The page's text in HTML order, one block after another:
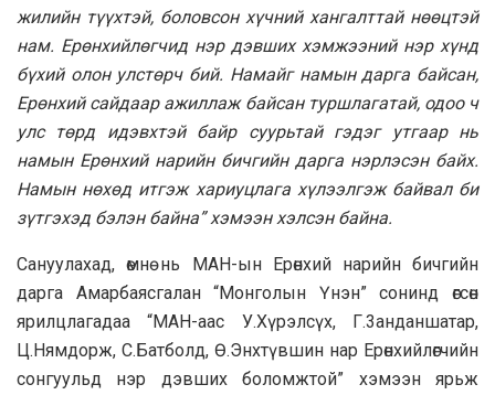
жилийн түүхтэй, боловсон хүчний xaнгалттай нөөцтэй
нам. Epөнхийлөгчид нэр дэвших хэмжээний нэр хүнд
бүхий олон улстөрч бий. Haмайг намын дарга байсан,
Epөнхий сайдaaр ажиллаж байсан туршлагатай, одоо ч
улс төрд идэвхтэй байр суурьтай гэдэг утгaap нь
намын Epөнхий нарийн бичгийн дарга нэрлэсэн байх.
Haмын нөхөд итгэж хариуцлага хүлээлгэж байвал би
зүтгэхэд бэлэн байна” хэмээн хэлсэн байна.
Caнyyлaxaд, өмнө нь MAH-ын Ерөнхий нарийн бичгийн
дарга Амарбаясгалан “Монголын Үнэн” сонинд өгсөн
ярилцлагадаа “МАН-аас У.Хүрэлсүх, Г.3aнданшатар,
Ц.Нямдорж, С.Батболд, Ө.Энхтүвшин нар Ерөнхийлөгчийн
сонгуульд нэр дэвших боломжтой” хэмээн ярьж